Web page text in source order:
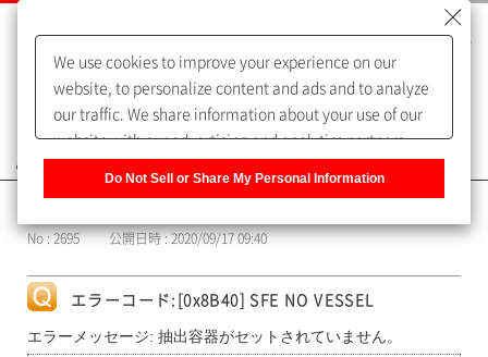
よくあるご質問（FAQ）
No : 2695 公開日時 : 2020/09/17 09:40
エラーコード:[0x8B40] SFE NO VESSEL
エラーメッセージ: 抽出容器がセットされていません。
We use cookies to improve your experience on our
website, to personalize content and ads and to analyze
our traffic. We share information about your use of our
website with our advertising and analytics partners,
of our sharing information about you with our partners.
Information] to customize your cookie settings on our
Do Not Sell or Share My Personal Information